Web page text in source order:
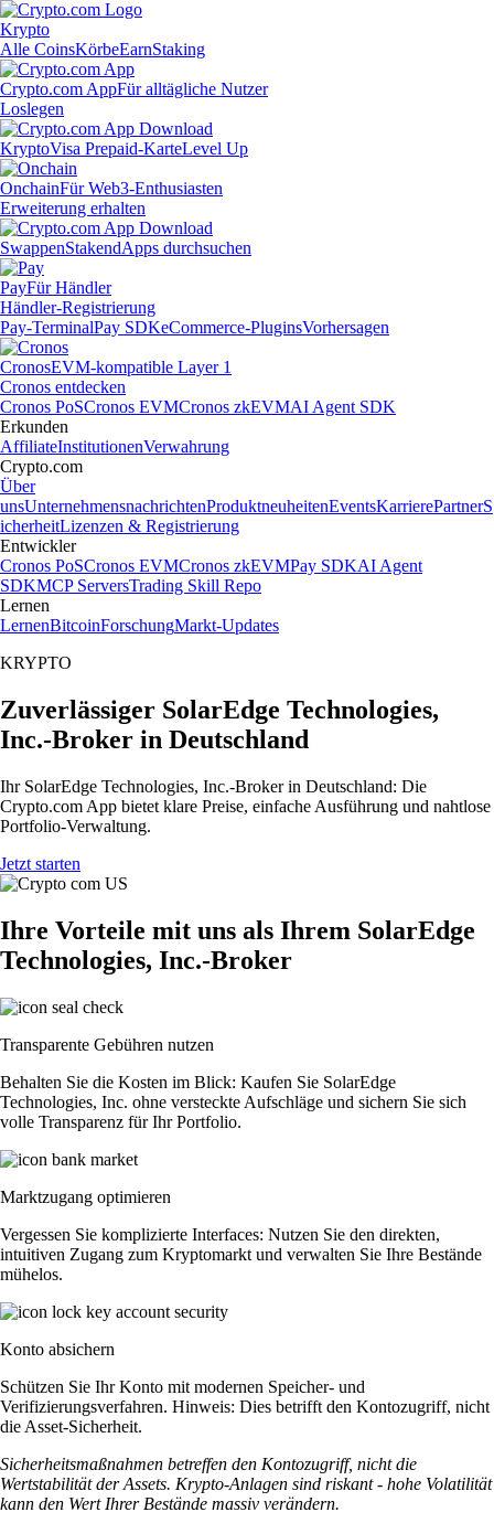
Krypto
Alle CoinsKörbeEarnStaking
Crypto.com AppFür alltägliche Nutzer
Loslegen
KryptoVisa Prepaid-KarteLevel Up
OnchainFür Web3-Enthusiasten
Erweiterung erhalten
SwappenStakendApps durchsuchen
PayFür Händler
Händler-Registrierung
Pay-TerminalPay SDKeCommerce-PluginsVorhersagen
CronosEVM-kompatible Layer 1
Cronos entdecken
Cronos PoSCronos EVMCronos zkEVMAI Agent SDK
Erkunden
AffiliateInstitutionenVerwahrung
Crypto.com
Über
unsUnternehmensnachrichtenProduktneuheitenEventsKarrierePartnerS
icherheitLizenzen & Registrierung
Entwickler
Cronos PoSCronos EVMCronos zkEVMPay SDKAI Agent
SDKMCP ServersTrading Skill Repo
Lernen
LernenBitcoinForschungMarkt-Updates
KRYPTO
Zuverlässiger SolarEdge Technologies,
Inc.-Broker in Deutschland
Ihr SolarEdge Technologies, Inc.-Broker in Deutschland: Die
Crypto.com App bietet klare Preise, einfache Ausführung und nahtlose
Portfolio-Verwaltung.
Jetzt starten
Ihre Vorteile mit uns als Ihrem SolarEdge
Technologies, Inc.-Broker
Transparente Gebühren nutzen
Behalten Sie die Kosten im Blick: Kaufen Sie SolarEdge
Technologies, Inc. ohne versteckte Aufschläge und sichern Sie sich
volle Transparenz für Ihr Portfolio.
Marktzugang optimieren
Vergessen Sie komplizierte Interfaces: Nutzen Sie den direkten,
intuitiven Zugang zum Kryptomarkt und verwalten Sie Ihre Bestände
mühelos.
Konto absichern
Schützen Sie Ihr Konto mit modernen Speicher- und
Verifizierungsverfahren. Hinweis: Dies betrifft den Kontozugriff, nicht
die Asset-Sicherheit.
Sicherheitsmaßnahmen betreffen den Kontozugriff, nicht die
Wertstabilität der Assets. Krypto-Anlagen sind riskant - hohe Volatilität
kann den Wert Ihrer Bestände massiv verändern.